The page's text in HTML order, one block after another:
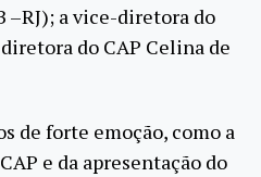
a vice-diretora do
do CAP Celina de
de forte emoção, como a
e da apresentação do